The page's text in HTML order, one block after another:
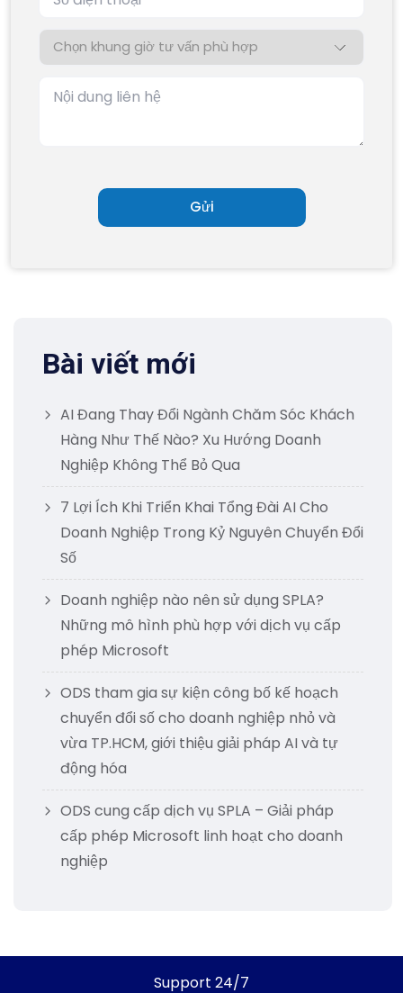
Bài viết mới
AI Đang Thay Đổi Ngành Chăm Sóc Khách
Hàng Như Thế Nào? Xu Hướng Doanh
Nghiệp Không Thể Bỏ Qua
7 Lợi Ích Khi Triển Khai Tổng Đài AI Cho
Doanh Nghiệp Trong Kỷ Nguyên Chuyển Đổi
Số
Doanh nghiệp nào nên sử dụng SPLA?
Những mô hình phù hợp với dịch vụ cấp
phép Microsoft
ODS tham gia sự kiện công bố kế hoạch
chuyển đổi số cho doanh nghiệp nhỏ và
vừa TP.HCM, giới thiệu giải pháp AI và tự
động hóa
ODS cung cấp dịch vụ SPLA – Giải pháp
cấp phép Microsoft linh hoạt cho doanh
nghiệp
Support 24/7